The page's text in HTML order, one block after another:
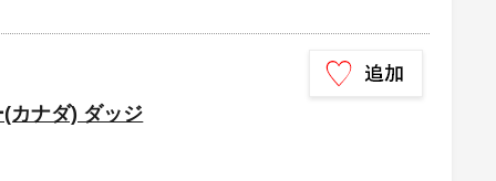
カナダ) ダッジ